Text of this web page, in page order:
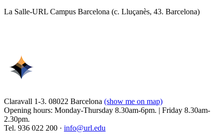
La Salle-URL Campus Barcelona (c. Lluçanès, 43. Barcelona)
Claravall 1-3. 08022 Barcelona (show me on map)
Opening hours: Monday-Thursday 8.30am-6pm. | Friday 8.30am-
2.30pm.
Tel. 936 022 200 · info@url.edu